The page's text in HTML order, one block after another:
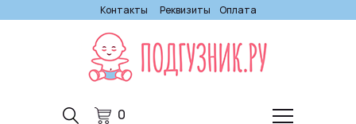
Контакты Реквизиты Оплата
0